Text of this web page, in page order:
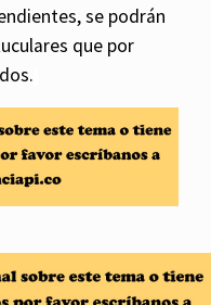
se podrán
que por